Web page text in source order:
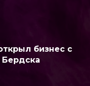
бизнес с